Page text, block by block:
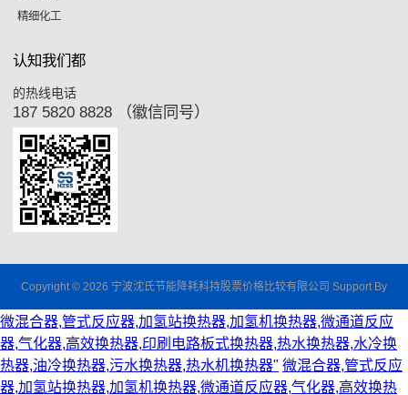
精细化工
认知我们都
的热线电话
187 5820 8828 （徽信同号）
Copyright © 2026 宁波沈氏节能降耗科持股票价格比较有限公司 Support By
微混合器,管式反应器,加氢站换热器,加氢机换热器,微通道反应
器,气化器,高效换热器,印刷电路板式换热器,热水换热器,水冷换
热器,油冷换热器,污水换热器,热水机换热器" 微混合器,管式反应
器,加氢站换热器,加氢机换热器,微通道反应器,气化器,高效换热